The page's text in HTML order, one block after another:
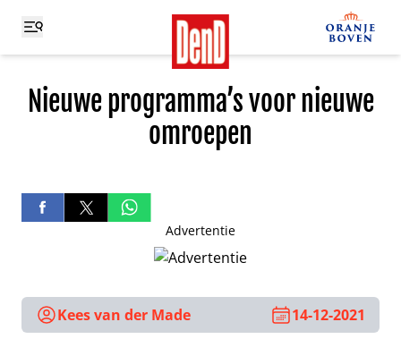
Nieuwe programma’s voor nieuwe
omroepen
Advertentie
Kees van der Made 14-12-2021